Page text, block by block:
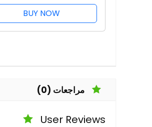
BUY NOW
مراجعات (0)
User Reviews